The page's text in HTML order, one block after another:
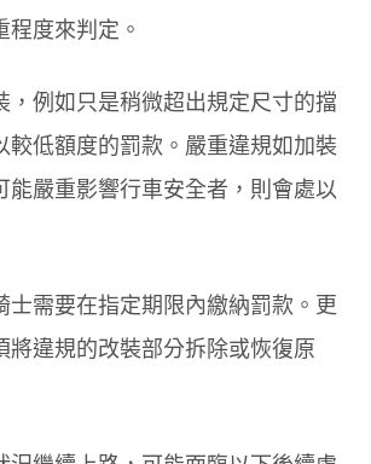
度來判定。
，例如只是稍微超出規定尺寸的擋
較低額度的罰款。嚴重違規如加裝
能嚴重影響行車安全者，則會處以
士需要在指定期限內繳納罰款。更
將違規的改裝部分拆除或恢復原